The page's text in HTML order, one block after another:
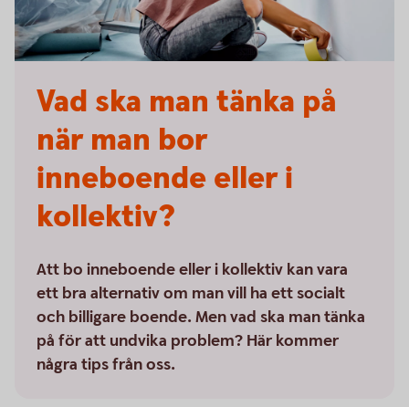
Vad ska man tänka på
när man bor
inneboende eller i
kollektiv?
Att bo inneboende eller i kollektiv kan vara
ett bra alternativ om man vill ha ett socialt
och billigare boende. Men vad ska man tänka
på för att undvika problem? Här kommer
några tips från oss.